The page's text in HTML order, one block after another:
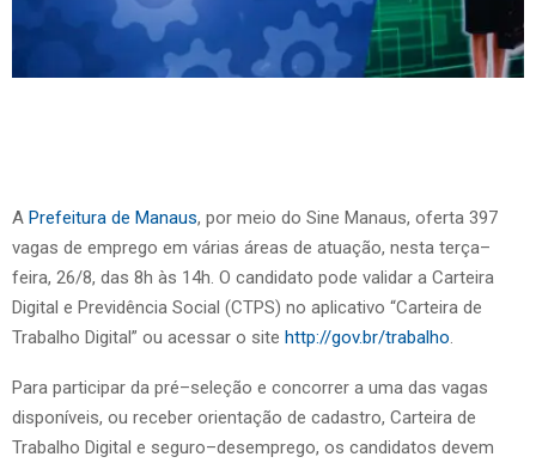
A Prefeitura de Manaus, por meio do Sine Manaus, oferta 397
vagas de emprego em várias áreas de atuação, nesta terça–
feira, 26/8, das 8h às 14h. O candidato pode validar a Carteira
Digital e Previdência Social (CTPS) no aplicativo “Carteira de
Trabalho Digital” ou acessar o site http://gov.br/trabalho.
Para participar da pré–seleção e concorrer a uma das vagas
disponíveis, ou receber orientação de cadastro, Carteira de
Trabalho Digital e seguro–desemprego, os candidatos devem